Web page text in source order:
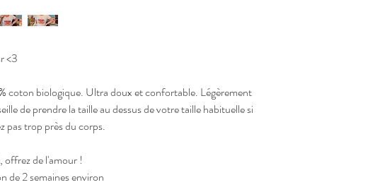
<3
coton biologique. Ultra doux et confortable. Légèrement
de prendre la taille au dessus de votre taille habituelle si
pas trop près du corps.
offrez de l'amour !
de 2 semaines environ